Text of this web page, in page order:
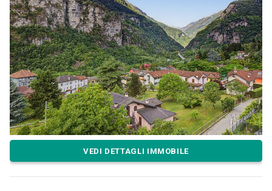
VEDI DETTAGLI IMMOBILE